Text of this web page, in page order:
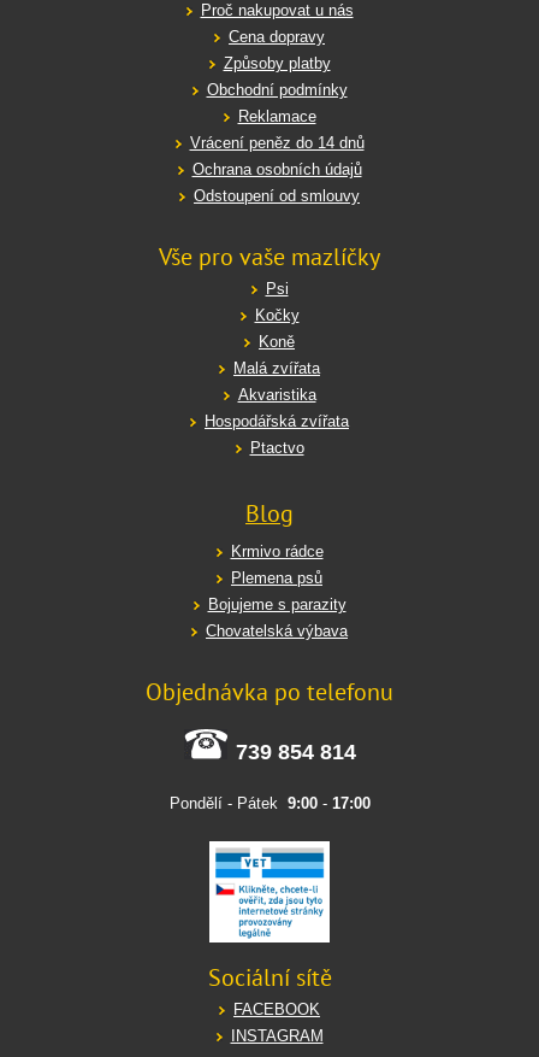
Proč nakupovat u nás
Cena dopravy
Způsoby platby
Obchodní podmínky
Reklamace
Vrácení peněz do 14 dnů
Ochrana osobních údajů
Odstoupení od smlouvy
Vše pro vaše mazlíčky
Psi
Kočky
Koně
Malá zvířata
Akvaristika
Hospodářská zvířata
Ptactvo
Blog
Krmivo rádce
Plemena psů
Bojujeme s parazity
Chovatelská výbava
Objednávka po telefonu
739 854 814
Pondělí - Pátek 9:00- 17:00
Sociální sítě
FACEBOOK
INSTAGRAM